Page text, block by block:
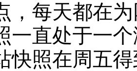
，每天都在
一直处于一
快照在周五